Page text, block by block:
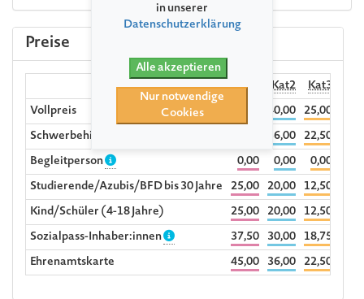
Preise
Kat1 Kat2
Kat3
Vollpreis
40,00
25,00
Schwerbehinderte ab dem Grad 70%
36,00
22,50
Begleitperson
0,00 0,00
0,00
Studierende/Azubis/BFD bis 30 Jahre
25,00 20,00
12,50
Kind/Schüler (4-18 Jahre)
25,00 20,00
12,50
Sozialpass-Inhaber:innen
37,50 30,00
18,75
Ehrenamtskarte
45,00 36,00 22,50
in unserer
Datenschutzerklärung
Alle akzeptieren
Nur notwendige
Cookies